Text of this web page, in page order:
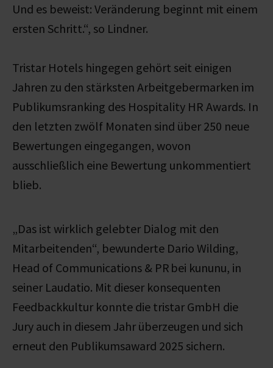
Und es beweist: Veränderung beginnt mit einem
ersten Schritt.“, so Lindner.
Tristar Hotels hingegen gehört seit einigen
Jahren zu den stärksten Arbeitgebermarken im
Publikumsranking des Hospitality HR Awards. In
den letzten zwölf Monaten sind über 250 neue
Bewertungen eingegangen, wovon
ausschließlich eine Bewertung unkommentiert
blieb.
„Das ist wirklich gelebter Dialog mit den
Mitarbeitenden“, bewunderte Dario Wilding,
Head of Communications & PR bei kununu, in
seiner Laudatio. Mit dieser konsequenten
Feedbackkultur konnte die tristar GmbH die
Jury auch in diesem Jahr überzeugen und sich
erneut den Publikumsaward 2025 sichern.